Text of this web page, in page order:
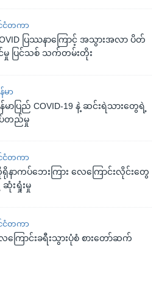
ငံတကာ
ပြဿနာကြောင့် အသွားအလာ ပိတ်
မှု ပြင်သစ် သက်တမ်းတိုး
န်မာ
န်မာပြည် COVID-19 နဲ့ ဆင်းရဲသားတွေရဲ့
တည်မှု
ငံတကာ
နာကပ်ဘေးကြား လေကြောင်းလိုင်းတွေ
ဆုံးရှုံးမှု
ငံတကာ
ကြောင်းခရီးသွားပုံစံ စားတော်ဆက်